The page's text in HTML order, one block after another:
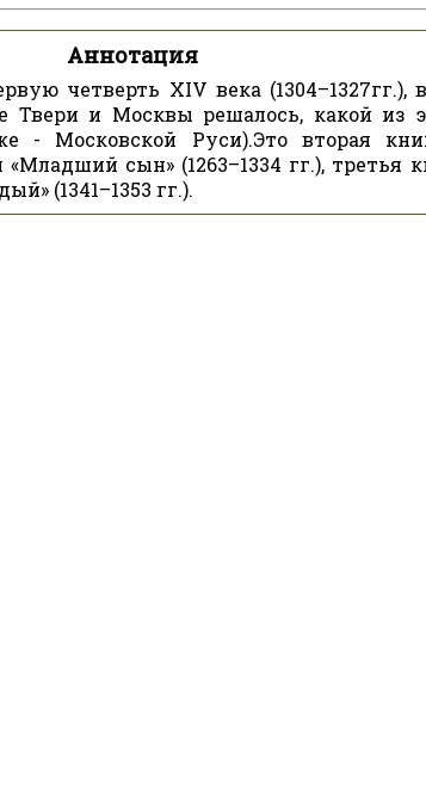
Аннотация
четверть XIV века (1304–1327гг.),
Твери и Москвы решалось, какой из
- Московской Руси).Это вторая
сын» (1263–1334 гг.), третья
(1341–1353 гг.).